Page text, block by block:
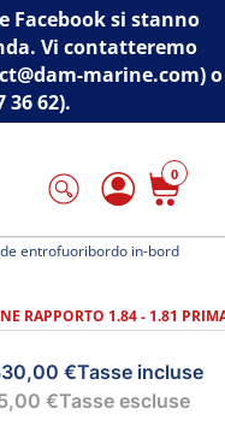
Facebook si stanno
Vi contatteremo
marine.com) o
36 62).
0
entrofuoribordo in-bord
RAPPORTO 1.84 - 1.81
€Tasse incluse
€Tasse escluse